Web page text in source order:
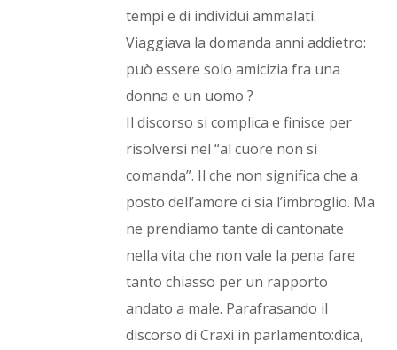
tempi e di individui ammalati.
Viaggiava la domanda anni addietro:
può essere solo amicizia fra una
donna e un uomo ?
Il discorso si complica e finisce per
risolversi nel “al cuore non si
comanda”. Il che non significa che a
posto dell’amore ci sia l’imbroglio. Ma
ne prendiamo tante di cantonate
nella vita che non vale la pena fare
tanto chiasso per un rapporto
andato a male. Parafrasando il
discorso di Craxi in parlamento:dica,